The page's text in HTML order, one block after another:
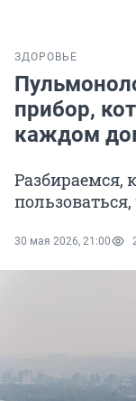
ЗДОРОВЬЕ
прибор,
каждом
Разбираемся,
30 мая 2026, 21:00